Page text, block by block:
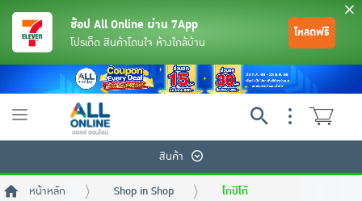
ช้อป All Online ผ่าน 7App
โปรเด็ด สินค้าโดนใจ ห้างใกล้บ้าน
โหลดฟรี
Toggle
สินค้า
หน้าหลัก Shop in Shop โกปิโก้